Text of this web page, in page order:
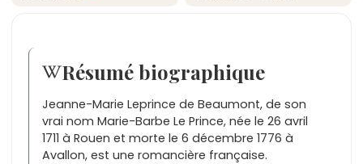
Résumé biographique
Jeanne-Marie Leprince de Beaumont, de son
vrai nom Marie-Barbe Le Prince, née le 26 avril
1711 à Rouen et morte le 6 décembre 1776 à
Avallon, est une romancière française.